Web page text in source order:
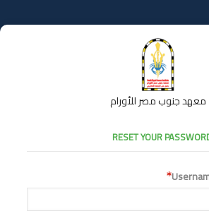
معهد جنوب مصر للأورام
RESET YOUR